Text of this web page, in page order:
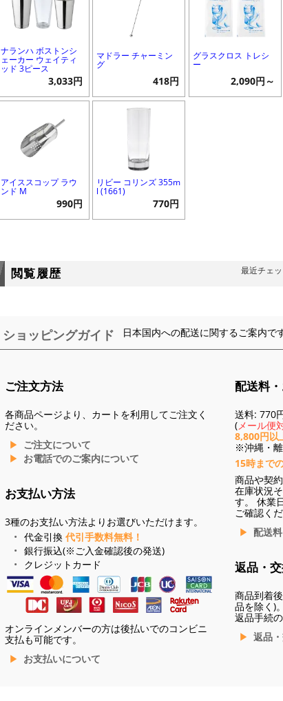
ナランハ ボストンシ
ェーカー ウェイティ
ッド 3ピース
3,033円
マドラー チャーミン
グ
418円
グラスクロス トレシ
ー
2,090円～
アイススコップ ラウ
ンド M
990円
リビー コリンズ 355m
l (1661)
770円
閲覧履歴 最近チェ
ショッピングガイド 日本国内への配送に関するご案内で
ご注文方法
各商品ページより、カートを利用してご注文く
ださい。
ご注文について
お電話でのご案内について
お支払い方法
3種のお支払い方法よりお選びいただけます。
代金引換 代引手数料無料！
銀行振込(※ご入金確認後の発送)
クレジットカード
オンラインメンバーの方は後払いでのコンビニ
支払も可能です。
お支払いについて
配送料
送料: 770
(メール便
8,800円以
※沖縄・
15時まで
商品や契
在庫状況
す。 休業
ご確認くだ
配送
返品・
商品到着
品を除く)
返品手続
返品